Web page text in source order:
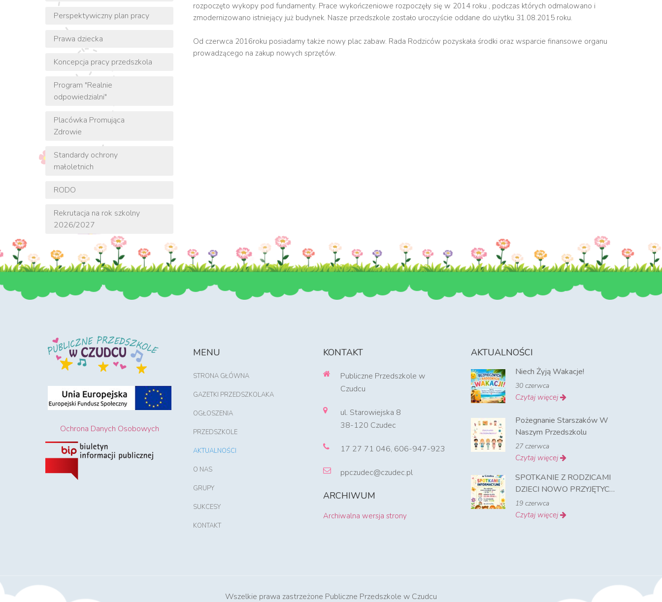
Perspektywiczny plan pracy
Prawa dziecka
Koncepcja pracy przedszkola
Program "Realnie
odpowiedzialni"
Placówka Promująca
Zdrowie
Standardy ochrony
małoletnich
RODO
Rekrutacja na rok szkolny
2026/2027
rozpoczęto wykopy pod fundamenty. Prace wykończeniowe rozpoczęły się w 2014 roku , podczas których odmalowano i
zmodernizowano istniejący już budynek. Nasze przedszkole zostało uroczyście oddane do użytku 31.08.2015 roku.
Od czerwca 2016roku posiadamy także nowy plac zabaw. Rada Rodziców pozyskała środki oraz wsparcie finansowe organu
prowadzącego na zakup nowych sprzętów.
Ochrona Danych Osobowych
MENU
STRONA GŁÓWNA
GAZETKI PRZEDSZKOLAKA
OGŁOSZENIA
PRZEDSZKOLE
AKTUALNOŚCI
O NAS
GRUPY
SUKCESY
KONTAKT
KONTAKT
Publiczne Przedszkole w
Czudcu
ul. Starowiejska 8
38-120 Czudec
17 27 71 046, 606-947-923
ppczudec@czudec.pl
ARCHIWUM
Archiwalna wersja strony
AKTUALNOŚCI
Niech Żyją Wakacje!
30 czerwca
Czytaj więcej
Pożegnanie Starszaków W
Naszym Przedszkolu
27 czerwca
Czytaj więcej
SPOTKANIE Z RODZICAMI
DZIECI NOWO PRZYJĘTYCH
NA ROK SZKOLNY 2026-
2027
19 czerwca
Czytaj więcej
Wszelkie prawa zastrzeżone Publiczne Przedszkole w Czudcu